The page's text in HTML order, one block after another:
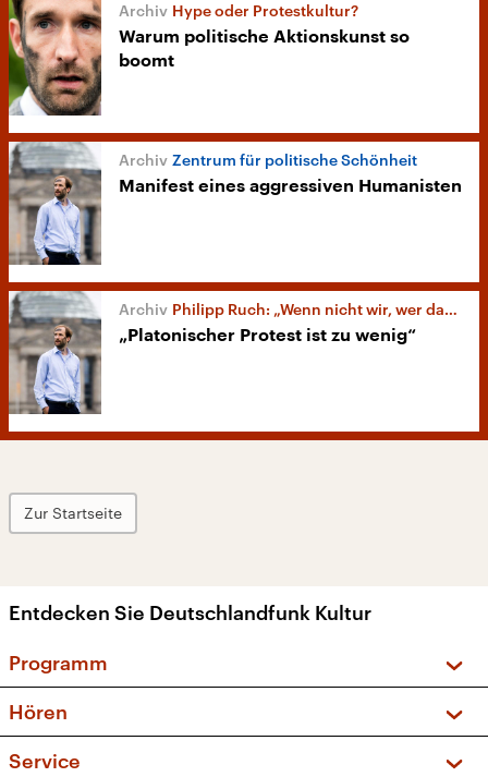
Hype oder Protestkultur?
Warum politische Aktionskunst so
boomt
Zentrum für politische Schönheit
Manifest eines aggressiven Humanisten
Philipp Ruch: „Wenn nicht wir, wer dann?“
„Platonischer Protest ist zu wenig“
Zur Startseite
Entdecken Sie Deutschlandfunk Kultur
Programm
Sendungen und Podcasts
Hören
Service